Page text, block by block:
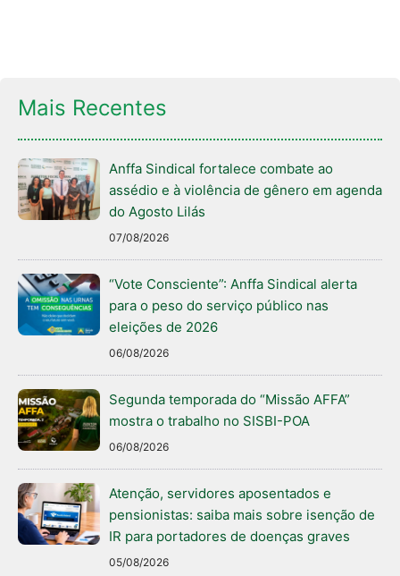
Mais Recentes
Anffa Sindical fortalece combate ao
assédio e à violência de gênero em agenda
do Agosto Lilás
07/08/2026
“Vote Consciente”: Anffa Sindical alerta
para o peso do serviço público nas
eleições de 2026
06/08/2026
Segunda temporada do “Missão AFFA”
mostra o trabalho no SISBI-POA
06/08/2026
Atenção, servidores aposentados e
pensionistas: saiba mais sobre isenção de
IR para portadores de doenças graves
05/08/2026